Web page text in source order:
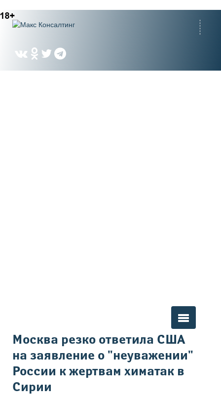
Вы здесь
Москва резко ответила США
на заявление о "неуважении"
России к жертвам химатак в
Сирии